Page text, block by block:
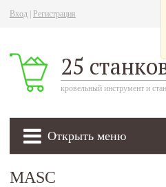
Вход Регистрация
25
кровельный инструмент и
Открыть меню
MASC